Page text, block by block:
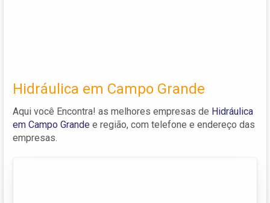
Hidráulica em Campo Grande
Aqui você Encontra! as melhores empresas de Hidráulica
em Campo Grande e região, com telefone e endereço das
empresas.